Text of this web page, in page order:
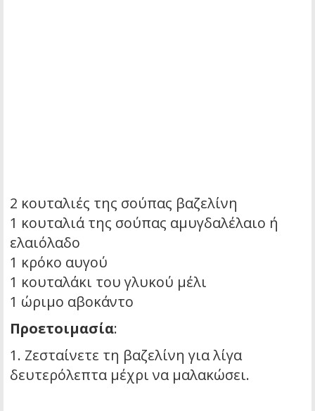
2 κουταλιές της σούπας βαζελίνη
1 κουταλιά της σούπας αμυγδαλέλαιο ή
ελαιόλαδο
1 κρόκο αυγού
1 κουταλάκι του γλυκού μέλι
1 ώριμο αβοκάντο
Προετοιμασία:
1. Ζεσταίνετε τη βαζελίνη για λίγα
δευτερόλεπτα μέχρι να μαλακώσει.